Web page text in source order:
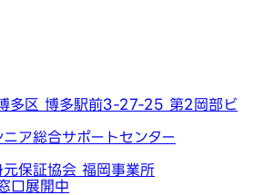
多区 博多駅前3-27-25 第2岡部ビ
ア総合サポートセンター
保証協会 福岡事業所
口展開中